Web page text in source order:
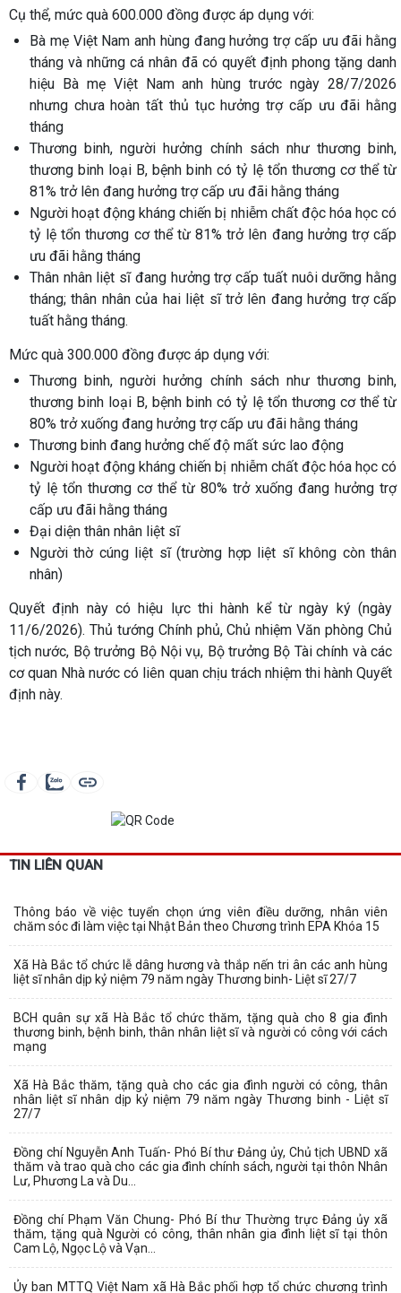
Cụ thể, mức quà 600.000 đồng được áp dụng với:
Bà mẹ Việt Nam anh hùng đang hưởng trợ cấp ưu đãi hằng
tháng và những cá nhân đã có quyết định phong tặng danh
hiệu Bà mẹ Việt Nam anh hùng trước ngày 28/7/2026
nhưng chưa hoàn tất thủ tục hưởng trợ cấp ưu đãi hằng
tháng
Thương binh, người hưởng chính sách như thương binh,
thương binh loại B, bệnh binh có tỷ lệ tổn thương cơ thể từ
81% trở lên đang hưởng trợ cấp ưu đãi hằng tháng
Người hoạt động kháng chiến bị nhiễm chất độc hóa học có
tỷ lệ tổn thương cơ thể từ 81% trở lên đang hưởng trợ cấp
ưu đãi hằng tháng
Thân nhân liệt sĩ đang hưởng trợ cấp tuất nuôi dưỡng hằng
tháng; thân nhân của hai liệt sĩ trở lên đang hưởng trợ cấp
tuất hằng tháng.
Mức quà 300.000 đồng được áp dụng với:
Thương binh, người hưởng chính sách như thương binh,
thương binh loại B, bệnh binh có tỷ lệ tổn thương cơ thể từ
80% trở xuống đang hưởng trợ cấp ưu đãi hằng tháng
Thương binh đang hưởng chế độ mất sức lao động
Người hoạt động kháng chiến bị nhiễm chất độc hóa học có
tỷ lệ tổn thương cơ thể từ 80% trở xuống đang hưởng trợ
cấp ưu đãi hằng tháng
Đại diện thân nhân liệt sĩ
Người thờ cúng liệt sĩ (trường hợp liệt sĩ không còn thân
nhân)
Quyết định này có hiệu lực thi hành kể từ ngày ký (ngày
11/6/2026). Thủ tướng Chính phủ, Chủ nhiệm Văn phòng Chủ
tịch nước, Bộ trưởng Bộ Nội vụ, Bộ trưởng Bộ Tài chính và các
cơ quan Nhà nước có liên quan chịu trách nhiệm thi hành Quyết
định này.
TIN LIÊN QUAN
Thông báo về việc tuyển chọn ứng viên điều dưỡng, nhân viên
chăm sóc đi làm việc tại Nhật Bản theo Chương trình EPA Khóa 15
Xã Hà Bắc tổ chức lễ dâng hương và thắp nến tri ân các anh hùng
liệt sĩ nhân dịp kỷ niệm 79 năm ngày Thương binh- Liệt sĩ 27/7
BCH quân sự xã Hà Bắc tổ chức thăm, tặng quà cho 8 gia đình
thương binh, bệnh binh, thân nhân liệt sĩ và người có công với cách
mạng
Xã Hà Bắc thăm, tặng quà cho các gia đình người có công, thân
nhân liệt sĩ nhân dịp kỷ niệm 79 năm ngày Thương binh - Liệt sĩ
27/7
Đồng chí Nguyễn Anh Tuấn- Phó Bí thư Đảng ủy, Chủ tịch UBND xã
thăm và trao quà cho các gia đình chính sách, người tại thôn Nhân
Lư, Phương La và Du...
Đồng chí Phạm Văn Chung- Phó Bí thư Thường trực Đảng ủy xã
thăm, tặng quà Người có công, thân nhân gia đình liệt sĩ tại thôn
Cam Lộ, Ngọc Lộ và Vạn...
Ủy ban MTTQ Việt Nam xã Hà Bắc phối hợp tổ chức chương trình